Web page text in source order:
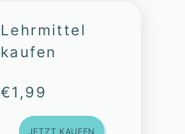
Lehrmittel
kaufen
€1,99
JETZT KAUFEN